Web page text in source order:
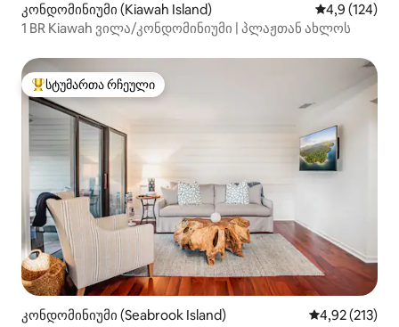
კონდომინიუმი (Kiawah Island) საშუალო
4,9 (124)
1 BR Kiawah ვილა/კონდომინიუმი | პლაჟთან ახლოს
სტუმართა რჩეული მოწინავე ვარიანტი
სტუმართა რჩეული
კონდომინიუმი (Seabrook Island) საშუალო
4,92 (213)